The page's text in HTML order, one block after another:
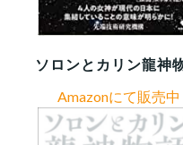
ソロンとカリン龍神
Amazonにて販売中